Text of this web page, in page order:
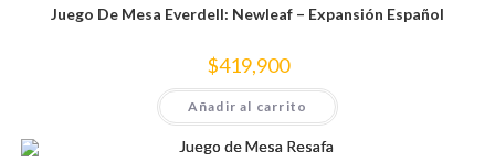
Juego De Mesa Everdell: Newleaf – Expansión Español
$419,900
Añadir al carrito